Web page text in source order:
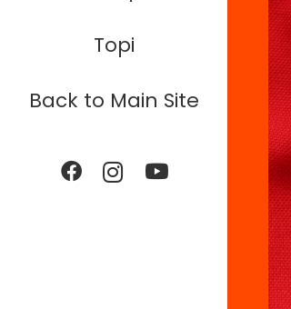
Topi
Back to Main Site